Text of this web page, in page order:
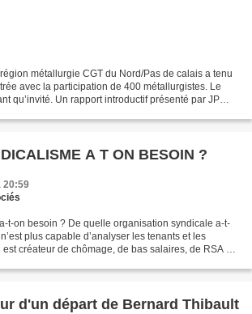
métallurgie CGT du Nord/Pas de calais a tenu
avec la participation de 400 métallurgistes. Le
qu’invité. Un rapport introductif présenté par JP
A T ON BESOIN ?
20:59
t-on besoin ? De quelle organisation syndicale a-t-
plus capable d’analyser les tenants et les
créateur de chômage, de bas salaires, de RSA et
d'un départ de Bernard Thibault